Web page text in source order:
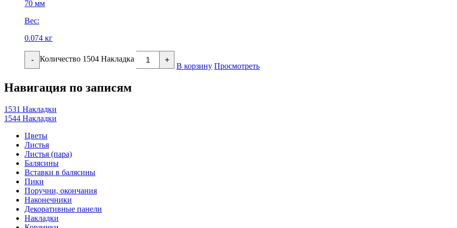
70 мм
Вес:
0.074 кг
- Количество 1504 Накладка +
В корзину Просмотреть
Навигация по записям
1531 Накладки
1544 Накладки
Цветы
Листья
Листья (пара)
Балясины
Вставки в балясины
Пики
Поручни, окончания
Наконечники
Декоративные панели
Накладки